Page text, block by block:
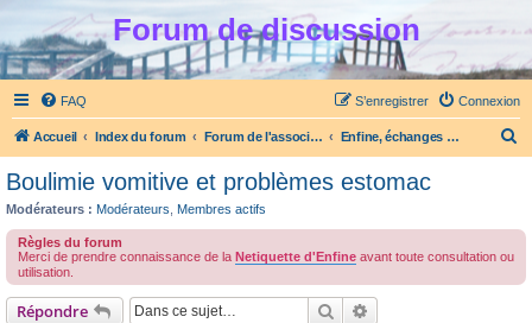
Forum de discussion
FAQ Connexion
S’enregistrer
Accueil Index du forum Forum de l'association Enfine Enfine, échanges et entraide TCA (anorexie, boulimie)
Boulimie vomitive et problèmes estomac
Modérateurs : Modérateurs Membres actifs
Règles du forum
Merci de prendre connaissance de la Netiquette d'Enfine avant toute consultation ou
utilisation.
Répondre Rechercher